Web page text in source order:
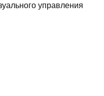
управления